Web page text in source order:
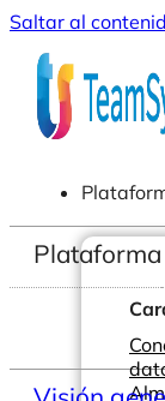
Saltar al
Plataforma